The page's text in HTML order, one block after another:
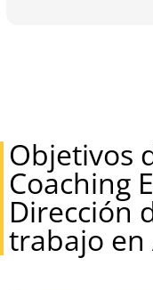
Objetivos
Coaching
Dirección
trabajo en